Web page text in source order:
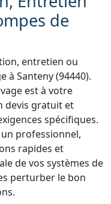
de
entretien ou
à Santeny (94440).
est à votre
devis gratuit et
spécifiques.
professionnel,
rapides et
de vos systèmes de
perturber le bon